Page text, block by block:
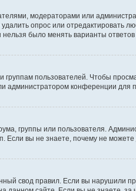
модераторами или
опрос или
было менять варианты ответов
пользователей. Чтобы
конференции для
группы или пользователя.
вы не знаете, почему не
свод правил. Если вы нарушили